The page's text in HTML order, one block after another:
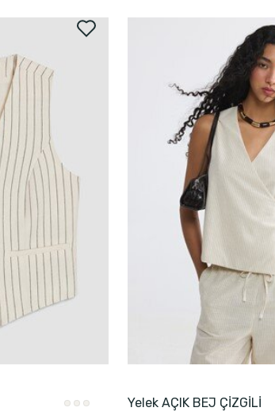
Yelek AÇIK BEJ ÇİZGİLİ